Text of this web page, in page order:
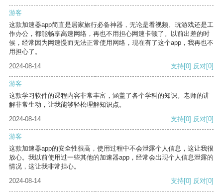
游客
这款加速器app简直是居家旅行必备神器，无论是看视频、玩游戏还是工
作办公，都能畅享高速网络，再也不用担心网速卡顿了。以前出差的时
候，经常因为网速慢而无法正常使用网络，现在有了这个app，我再也不
用担心了。
2024-08-14
支持[0] 反对[0]
游客
这款学习软件的课程内容非常丰富，涵盖了各个学科的知识。老师的讲
解非常生动，让我能够轻松理解知识点。
2024-08-14
支持[0] 反对[0]
游客
这款加速器app的安全性很高，使用过程中不会泄露个人信息，这让我很
放心。我以前使用过一些其他的加速器app，经常会出现个人信息泄露的
情况，这让我非常担心。
2024-08-14
支持[0] 反对[0]